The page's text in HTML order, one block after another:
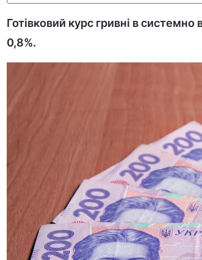
Готівковий курс гривні в
0,8%.